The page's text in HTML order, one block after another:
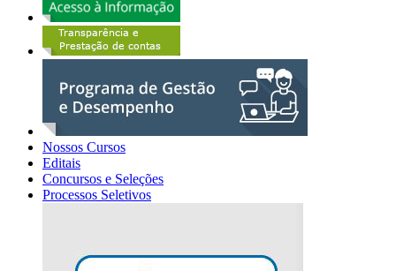
Nossos Cursos
Editais
Concursos e Seleções
Processos Seletivos